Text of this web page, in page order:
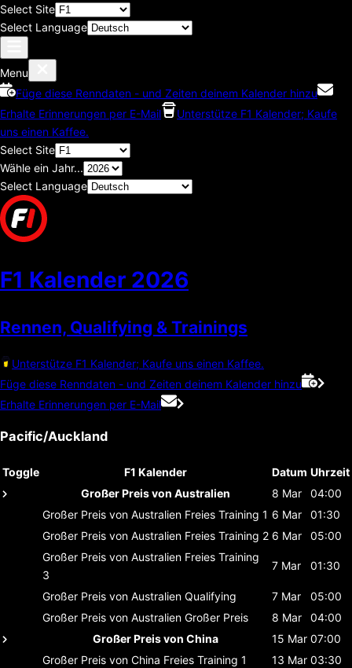
Select Site
Select Language
Menu
Füge diese Renndaten - und Zeiten deinem Kalender hinzu
Erhalte Erinnerungen per E-Mail
Unterstütze F1 Kalender; Kaufe
uns einen Kaffee.
Select Site
Wähle ein Jahr...
Select Language
F1 Kalender 2026
Rennen, Qualifying & Trainings
Unterstütze F1 Kalender; Kaufe uns einen Kaffee.
Füge diese Renndaten - und Zeiten deinem Kalender hinzu
Erhalte Erinnerungen per E-Mail
Pacific/Auckland
Toggle F1 Kalender Datum Uhrzeit
Großer Preis von Australien
8 Mar
04:00
Großer Preis von Australien Freies Training 1 6 Mar
01:30
Großer Preis von Australien Freies Training 2 6 Mar
05:00
Großer Preis von Australien Freies Training
3
7 Mar 01:30
Großer Preis von Australien Qualifying 7 Mar
05:00
Großer Preis von Australien Großer Preis 8 Mar
04:00
Großer Preis von China
15 Mar 07:00
Großer Preis von China Freies Training 1 13 Mar 03:30